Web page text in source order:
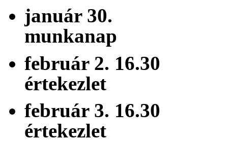
január 30.
munkanap
február 2.
értekezlet
február 3.
értekezlet